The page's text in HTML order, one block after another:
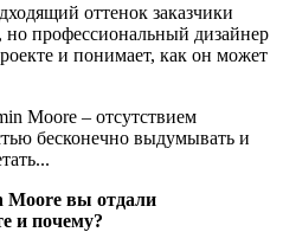
оттенок заказчики
но профессиональный дизайнер
и понимает, как он может
Moore – отсутствием
бесконечно выдумывать и
Moore вы отдали
и почему?